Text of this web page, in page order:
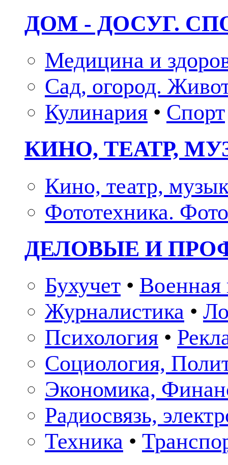
ДОМ - ДОСУГ.
Медицина и
Сад, огород.
Кулинария • Спорт
КИНО, ТЕАТР,
Кино, театр,
Фототехника.
ДЕЛОВЫЕ И
Бухучет • Военная
Журналистика •
Психология •
Социология,
Экономика,
Радиосвязь,
Техника •